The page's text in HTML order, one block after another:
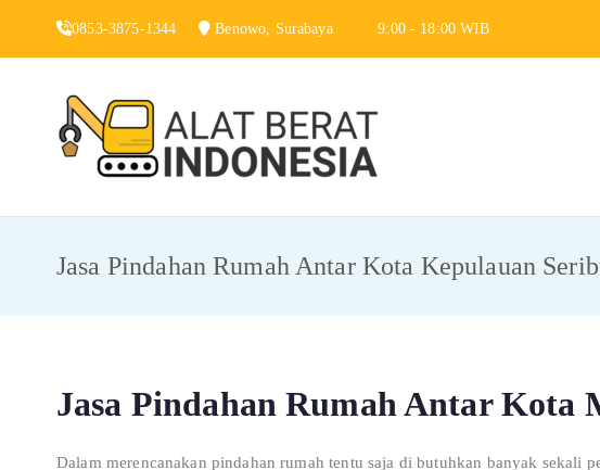
0853-3875-1344 Benowo, Surabaya 9:00 - 18:00 WIB
Jasa Pindahan Rumah Antar Kota Kepulauan
Jasa Pindahan Rumah Antar Kota
Dalam merencanakan pindahan rumah tentu saja di butuhkan banyak sekali